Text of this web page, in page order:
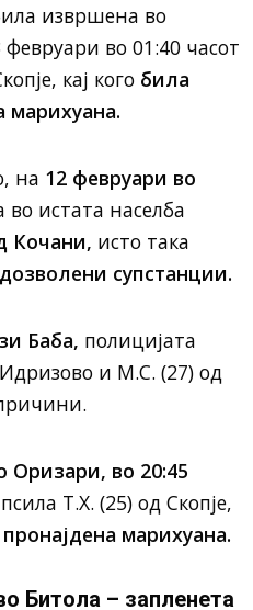
извршена во
во 01:40 часот
кај кого била
марихуана.
на 12 февруари во
во истата населба
Кочани, исто така
супстанции.
Баба, полицијата
Идризово и М.С. (27) од
Оризари, во 20:45
Т.Х. (25) од Скопје,
марихуана.
Битола – запленета